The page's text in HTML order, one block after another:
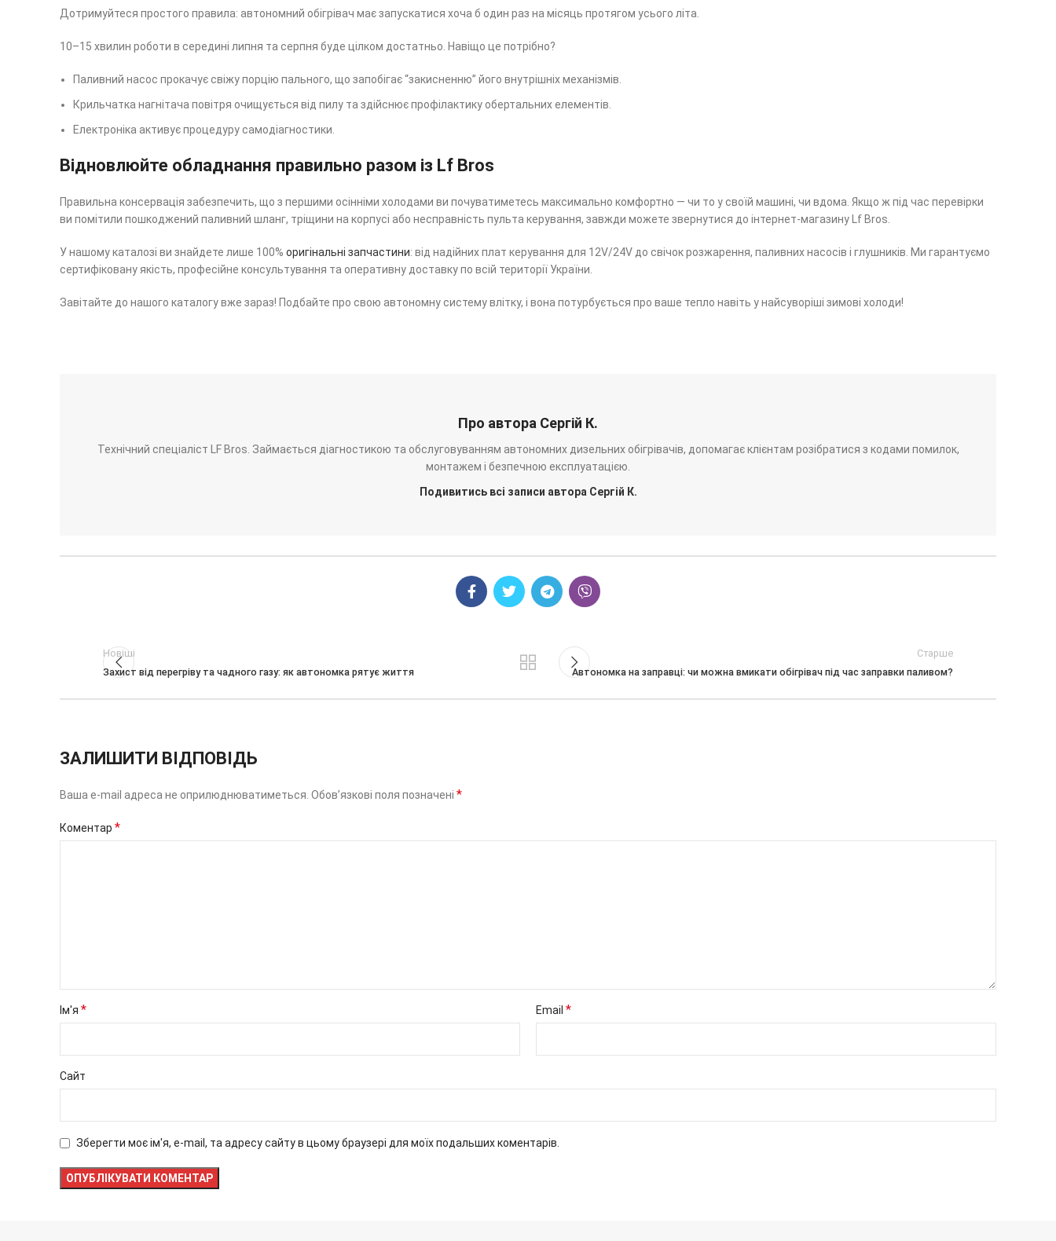
Дотримуйтеся простого правила: автономний обігрівач має запускатися хоча б один раз на місяць протягом усього літа.
10–15 хвилин роботи в середині липня та серпня буде цілком достатньо. Навіщо це потрібно?
Паливний насос прокачує свіжу порцію пального, що запобігає “закисненню” його внутрішніх механізмів.
Крильчатка нагнітача повітря очищується від пилу та здійснює профілактику обертальних елементів.
Електроніка активує процедуру самодіагностики.
Відновлюйте обладнання правильно разом із Lf Bros
Правильна консервація забезпечить, що з першими осінніми холодами ви почуватиметесь максимально комфортно — чи то у своїй машині, чи вдома. Якщо ж під час перевірки
ви помітили пошкоджений паливний шланг, тріщини на корпусі або несправність пульта керування, завжди можете звернутися до інтернет-магазину Lf Bros.
У нашому каталозі ви знайдете лише 100% оригінальні запчастини: від надійних плат керування для 12V/24V до свічок розжарення, паливних насосів і глушників. Ми гарантуємо
сертифіковану якість, професійне консультування та оперативну доставку по всій території України.
Завітайте до нашого каталогу вже зараз! Подбайте про свою автономну систему влітку, і вона потурбується про ваше тепло навіть у найсуворіші зимові холоди!
Про автора Сергій К.
Технічний спеціаліст LF Bros. Займається діагностикою та обслуговуванням автономних дизельних обігрівачів, допомагає клієнтам розібратися з кодами помилок,
монтажем і безпечною експлуатацією.
Подивитись всі записи автора Сергій К.
Новіші
Захист від перегріву та чадного газу: як автономка рятує життя
Старше
Автономка на заправці: чи можна вмикати обігрівач під час заправки паливом?
ЗАЛИШИТИ ВІДПОВІДЬ
Ваша e-mail адреса не оприлюднюватиметься. Обов’язкові поля позначені *
Коментар *
Ім'я * Email *
Сайт
Зберегти моє ім'я, e-mail, та адресу сайту в цьому браузері для моїх подальших коментарів.